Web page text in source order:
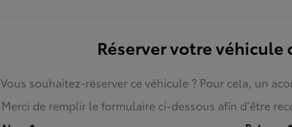
Réserver votre véhicule
Vous souhaitez-réserver ce véhicule ? Pour cela, un
Merci de remplir le formulaire ci-dessous afin d’être